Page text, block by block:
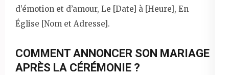
d’émotion et d’amour, Le [Date] à [Heure], En
Église [Nom et Adresse].
COMMENT ANNONCER SON MARIAGE
APRÈS LA CÉRÉMONIE ?